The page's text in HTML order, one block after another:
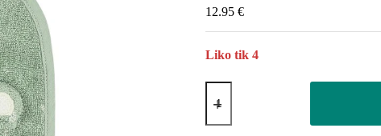
12.95 €
Liko tik 4